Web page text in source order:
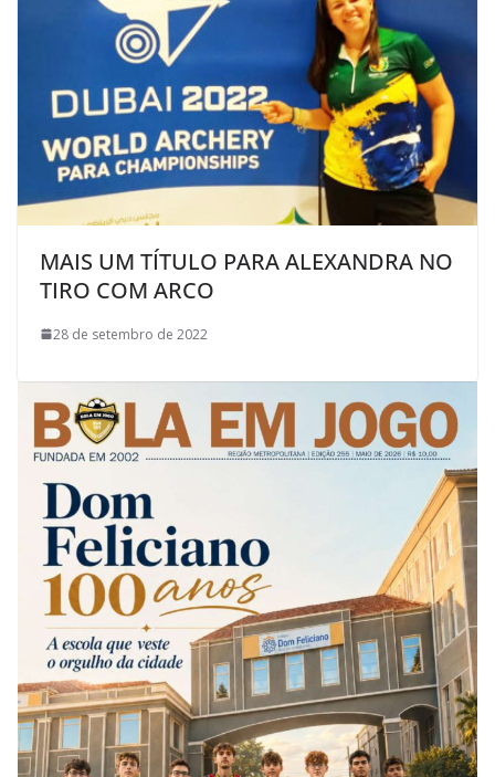
MAIS UM TÍTULO PARA ALEXANDRA NO
TIRO COM ARCO
28 de setembro de 2022